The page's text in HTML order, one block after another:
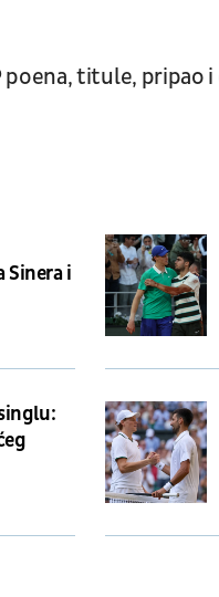
titule, pripao i
i